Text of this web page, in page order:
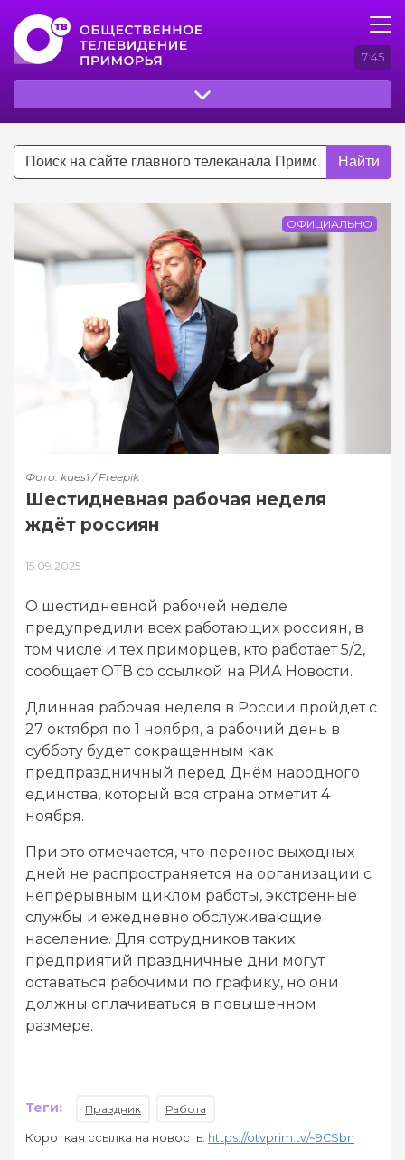
7:45
Найти
ОФИЦИАЛЬНО
Фото: kues1 / Freepik
Шестидневная рабочая неделя
ждёт россиян
15.09.2025
О шестидневной рабочей неделе
предупредили всех работающих россиян, в
том числе и тех приморцев, кто работает 5/2,
сообщает ОТВ со ссылкой на РИА Новости.
Длинная рабочая неделя в России пройдет с
27 октября по 1 ноября, а рабочий день в
субботу будет сокращенным как
предпраздничный перед Днём народного
единства, который вся страна отметит 4
ноября.
При это отмечается, что перенос выходных
дней не распространяется на организации с
непрерывным циклом работы, экстренные
службы и ежедневно обслуживающие
население. Для сотрудников таких
предприятий праздничные дни могут
оставаться рабочими по графику, но они
должны оплачиваться в повышенном
размере.
Теги: Праздник Работа
Короткая ссылка на новость: https://otvprim.tv/~9CSbn